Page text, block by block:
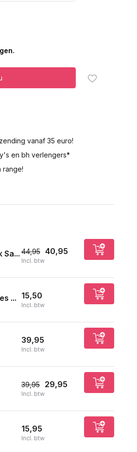
vanaf 35 euro!
en bh verlengers*
range!
Sa... 44,95 40,95
Incl. btw
... 15,50
Incl. btw
39,95
Incl. btw
39,95 29,95
Incl. btw
15,95
Incl. btw